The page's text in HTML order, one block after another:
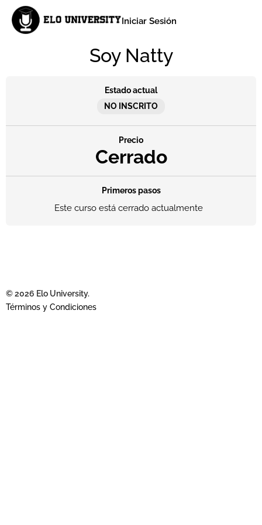
Iniciar Sesión
Soy Natty
Estado actual
NO INSCRITO
Precio
Cerrado
Primeros pasos
Este curso está cerrado actualmente
© 2026 Elo University.
Términos y Condiciones